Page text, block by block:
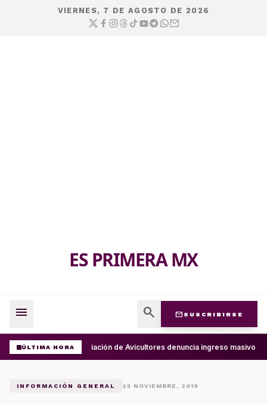
VIERNES, 7 DE AGOSTO DE 2026
ES PRIMERA MX
menu search mail SUSCRIBIRSE
ÚLTIMA HORAAsociación de Avicultores denuncia ingreso masivo
INFORMACIÓN GENERAL 25 NOVIEMBRE, 2019